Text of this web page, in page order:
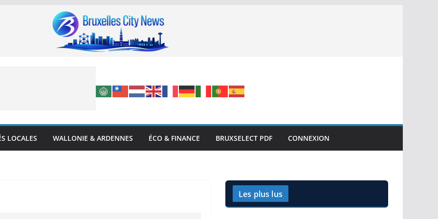
LOCALES WALLONIE & ARDENNES ÉCO & FINANCE BRUXSELECT PDF CONNEXION
Les plus lus